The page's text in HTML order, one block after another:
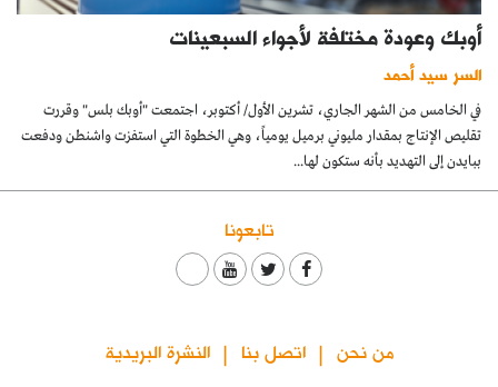
أوبك وعودة مختلفة لأجواء السبعينات
السر سيد أحمد
في الخامس من الشهر الجاري، تشرين الأول/ أكتوبر، اجتمعت "أوبك بلس" وقررت
تقليص الإنتاج بمقدار مليوني برميل يومياً، وهي الخطوة التي استفزت واشنطن ودفعت
ببايدن إلى التهديد بأنه ستكون لها...
تابعونا
من نحن اتصل بنا النشرة البريدية